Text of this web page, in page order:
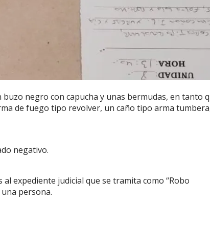
negro con capucha y unas bermudas, en tanto
de fuego tipo revolver, un caño tipo arma
negativo.
expediente judicial que se tramita como “Robo
persona.